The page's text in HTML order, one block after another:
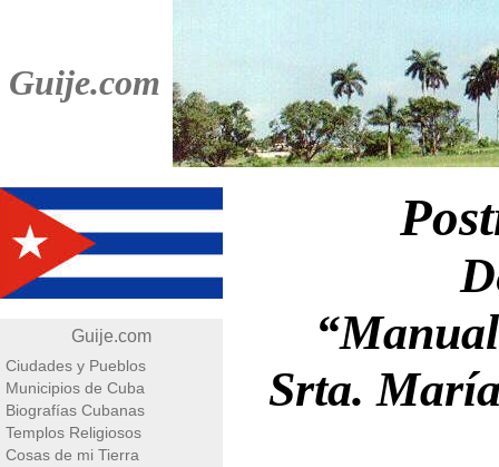
Guije.com
Guije.com
Ciudades y Pueblos
Municipios de Cuba
Biografías Cubanas
Templos Religiosos
Cosas de mi Tierra
Srta.